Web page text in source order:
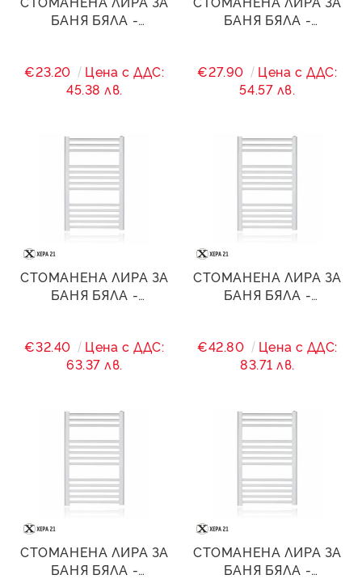
БАНЯ БЯЛА -
€23.20
Цена с ДДС:
45.38 лв.
БАНЯ БЯЛА -
€27.90
Цена с ДДС:
54.57 лв.
СТОМАНЕНА ЛИРА ЗА
БАНЯ БЯЛА -
€32.40
Цена с ДДС:
63.37 лв.
СТОМАНЕНА ЛИРА ЗА
БАНЯ БЯЛА -
€42.80
Цена с ДДС:
83.71 лв.
СТОМАНЕНА ЛИРА ЗА
БАНЯ БЯЛА -
СТОМАНЕНА ЛИРА ЗА
БАНЯ БЯЛА -